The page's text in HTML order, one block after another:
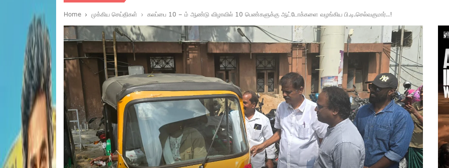
Home முக்கிய செய்திகள் கலப்பை 10 – ம் ஆண்டு விழாவில் 10 பெண்களுக்கு ஆட்டோக்களை வழங்கிய பி.டி.செல்வகுமார்..!